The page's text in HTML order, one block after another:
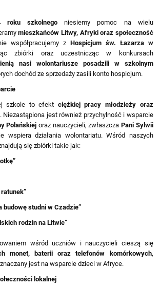
roku szkolnego niesiemy pomoc na wielu
mieszkańców Litwy, Afryki oraz społeczność
współpracujemy z Hospicjum św. Łazarza w
zbiórki oraz uczestnicząc w konkursach
nasi wolontariusze posadzili w szkolnym
dochód ze sprzedaży zasili konto hospicjum.
szkole to efekt ciężkiej pracy młodzieży oraz
. Niezastąpiona jest również przychylność i wsparcie
Polańskiej oraz nauczycieli, zwłaszczaPani Sylwii
wspiera działania wolontariatu. Wśród naszych
się zbiórki takie jak:
budowę studni w Czadzie”
rodzin na Litwie”
wśród uczniów i nauczycieli cieszą się
monet, baterii oraz telefonów komórkowych,
jest na wsparcie dzieci w Afryce.
lokalnej